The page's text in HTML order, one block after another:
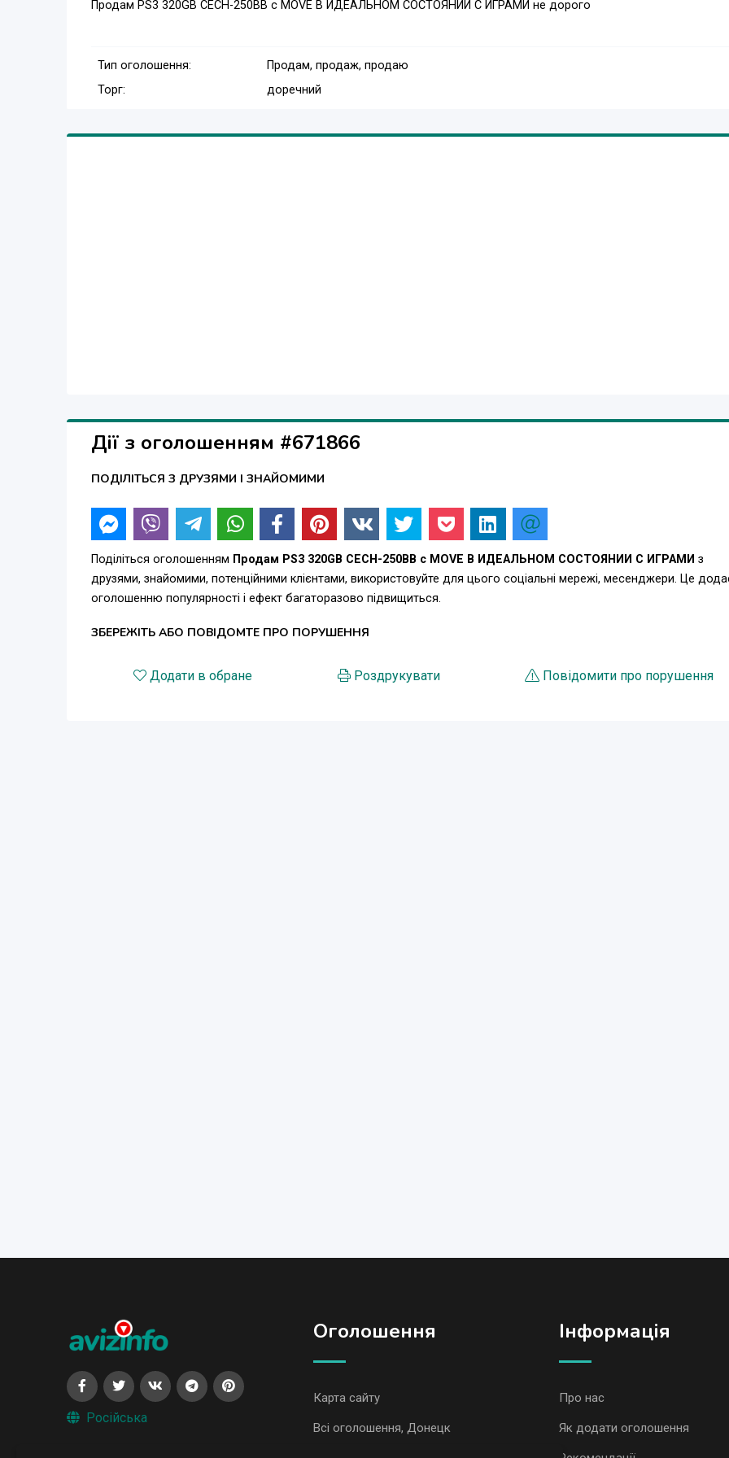
Продам PS3 320GB CECH-250BB c MOVE В ИДЕАЛЬНОМ СОСТОЯНИИ С ИГРАМИ не дорого
Тип оголошення:
Продам, продаж, продаю
Торг:
доречний
Дії з оголошенням #671866
ПОДІЛІТЬСЯ З ДРУЗЯМИ І ЗНАЙОМИМИ
Поділіться оголошенням Продам PS3 320GB CECH-250BB c MOVE В ИДЕАЛЬНОМ СОСТОЯНИИ С ИГРАМИ з
друзями, знайомими, потенційними клієнтами, використовуйте для цього соціальні мережі, месенджери. Це
оголошенню популярності і ефект багаторазово підвищиться.
ЗБЕРЕЖІТЬ АБО ПОВІДОМТЕ ПРО ПОРУШЕННЯ
Додати в обране Роздрукувати Повідомити про порушення
Російська
Оголошення
Карта сайту
Всі оголошення, Донецк
Iнформація
Про нас
Як додати оголошення